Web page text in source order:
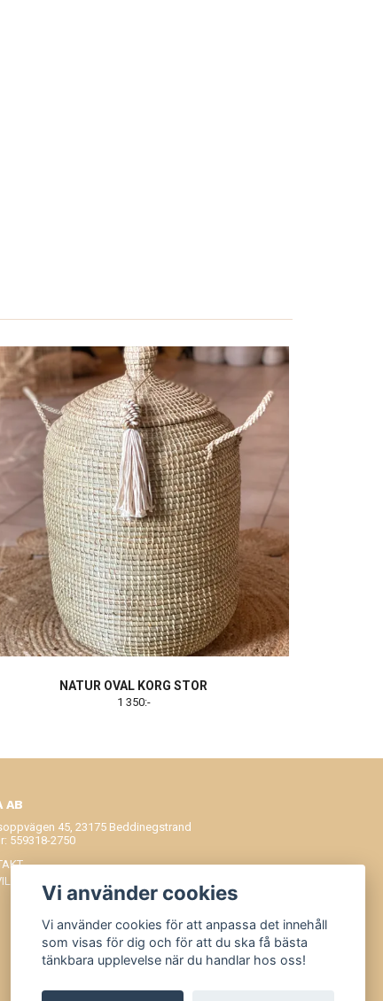
NATUR OVAL KORG STOR
1 350:-
AB
45, 23175 Beddinegstrand
559318-2750
Vi använder cookies
Vi använder cookies för att anpassa det innehåll
som visas för dig och för att du ska få bästa
tänkbara upplevelse när du handlar hos oss!